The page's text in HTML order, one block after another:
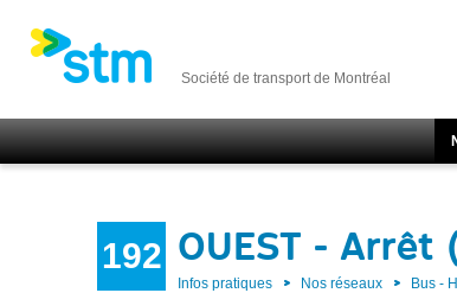
Société de transport de Montréal
192 OUEST - Arrêt
Infos pratiques Nos réseaux Bus -